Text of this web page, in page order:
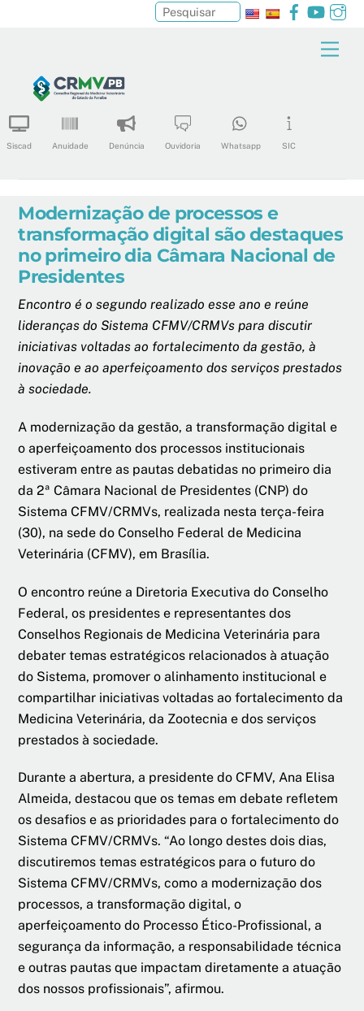
content
Facebook
Siscad Anuidade Denúncia Ouvidoria Whatsapp SIC
Pesquisar
Modernização de processos e
transformação digital são destaques
no primeiro dia Câmara Nacional de
Presidentes
Encontro é o segundo realizado esse ano e reúne
lideranças do Sistema CFMV/CRMVs para discutir
iniciativas voltadas ao fortalecimento da gestão, à
inovação e ao aperfeiçoamento dos serviços prestados
à sociedade.
A modernização da gestão, a transformação digital e
o aperfeiçoamento dos processos institucionais
estiveram entre as pautas debatidas no primeiro dia
da 2ª Câmara Nacional de Presidentes (CNP) do
Sistema CFMV/CRMVs, realizada nesta terça-feira
(30), na sede do Conselho Federal de Medicina
Veterinária (CFMV), em Brasília.
O encontro reúne a Diretoria Executiva do Conselho
Federal, os presidentes e representantes dos
Conselhos Regionais de Medicina Veterinária para
debater temas estratégicos relacionados à atuação
do Sistema, promover o alinhamento institucional e
compartilhar iniciativas voltadas ao fortalecimento da
Medicina Veterinária, da Zootecnia e dos serviços
prestados à sociedade.
Durante a abertura, a presidente do CFMV, Ana Elisa
Almeida, destacou que os temas em debate refletem
os desafios e as prioridades para o fortalecimento do
Sistema CFMV/CRMVs. “Ao longo destes dois dias,
discutiremos temas estratégicos para o futuro do
Sistema CFMV/CRMVs, como a modernização dos
processos, a transformação digital, o
aperfeiçoamento do Processo Ético-Profissional, a
segurança da informação, a responsabilidade técnica
e outras pautas que impactam diretamente a atuação
dos nossos profissionais”, afirmou.